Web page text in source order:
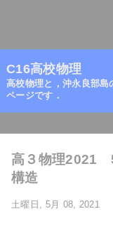
C16高校物理
高校物理と，沖永良部
ページです．
高３物理2021
構造
土曜日, 5月 08, 2021